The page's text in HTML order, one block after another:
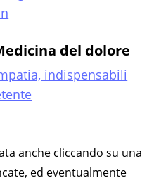
del dolore
indispensabili
anche cliccando su una
ed eventualmente